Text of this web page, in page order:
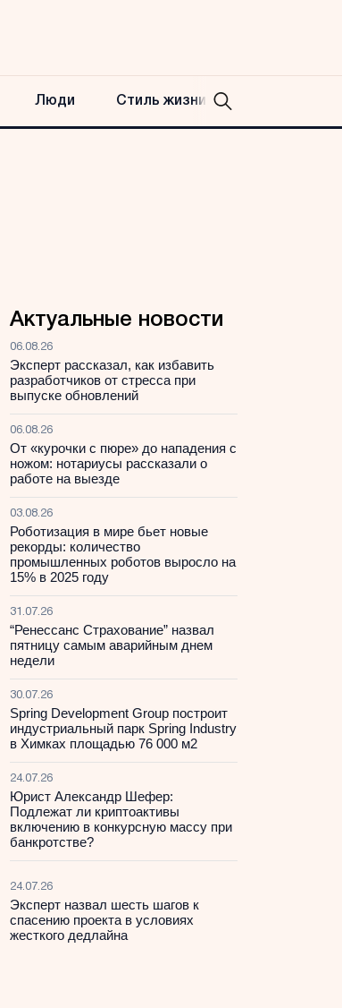
Люди Стиль жизни
Актуальные новости
06.08.26
Эксперт рассказал, как избавить
разработчиков от стресса при
выпуске обновлений
06.08.26
От «курочки с пюре» до нападения с
ножом: нотариусы рассказали о
работе на выезде
03.08.26
Роботизация в мире бьет новые
рекорды: количество
промышленных роботов выросло на
15% в 2025 году
31.07.26
“Ренессанс Страхование” назвал
пятницу самым аварийным днем
недели
30.07.26
Spring Development Group построит
индустриальный парк Spring Industry
в Химках площадью 76 000 м2
24.07.26
Юрист Александр Шефер:
Подлежат ли криптоактивы
включению в конкурсную массу при
банкротстве?
24.07.26
Эксперт назвал шесть шагов к
спасению проекта в условиях
жесткого дедлайна